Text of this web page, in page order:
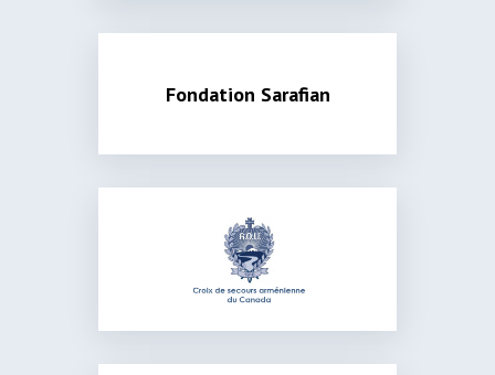
Fondation Sarafian